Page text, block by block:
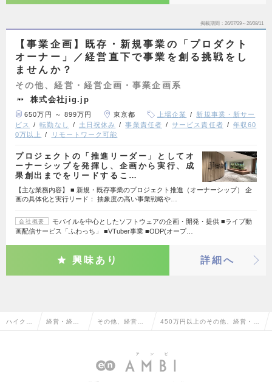
掲載期間 26/07/29～26/08/11
【事業企画】既存・新規事業の「プロダクト
オーナー」／経営直下で事業を創る挑戦をし
ませんか？
その他、経営・経営企画・事業企画系
株式会社jig.jp
650万円 ～ 899万円 東京都 上場企業
新規事業・新サー
ビス
転勤なし 土日祝休み 事業責任者 サービス責任者
年収60
0万以上
リモートワーク可能
プロジェクトの「推進リーダー」としてオ
ーナーシップを発揮し、企画から実行、成
果創出までをリードするこ…
【主な業務内容】 ■ 新規・既存事業のプロジェクト推進（オーナーシップ） 企
画の具体化と実行リード： 抽象度の高い事業戦略や…
会社概要
モバイルを中心としたソフトウェアの企画・開発・提供 ■ライブ動
画配信サービス「ふわっち」 ■VTuber事業 ■ODP(オープ…
興味あり 詳細へ
ハイクラ 経営・経営 その他、経営・
企画系
450万円以上のその他、経営・経
情報一覧